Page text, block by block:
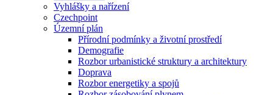
Vyhlášky a nařízení
Czechpoint
Územní plán
Přírodní podmínky a životní prostředí
Demografie
Rozbor urbanistické struktury a architektury
Doprava
Rozbor energetiky a spojů